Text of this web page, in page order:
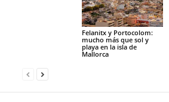
Felanitx y Portocolom:
mucho más que sol y
playa en la isla de
Mallorca